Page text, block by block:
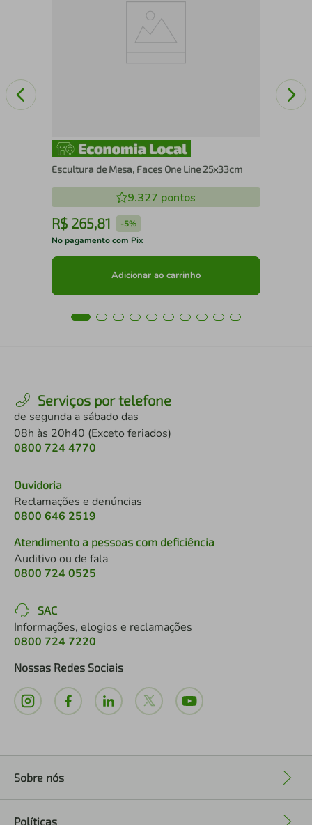
Escultura de Mesa, Faces One Line 25x33cm
9.327 pontos
R$ 265,81 -5%
No pagamento com Pix
Adicionar ao carrinho
Serviços por telefone
de segunda a sábado das
08h às 20h40 (Exceto feriados)
0800 724 4770
Ouvidoria
Reclamações e denúncias
0800 646 2519
Atendimento a pessoas com deficiência
Auditivo ou de fala
0800 724 0525
SAC
Informações, elogios e reclamações
0800 724 7220
Nossas Redes Sociais
Sobre nós
Políticas